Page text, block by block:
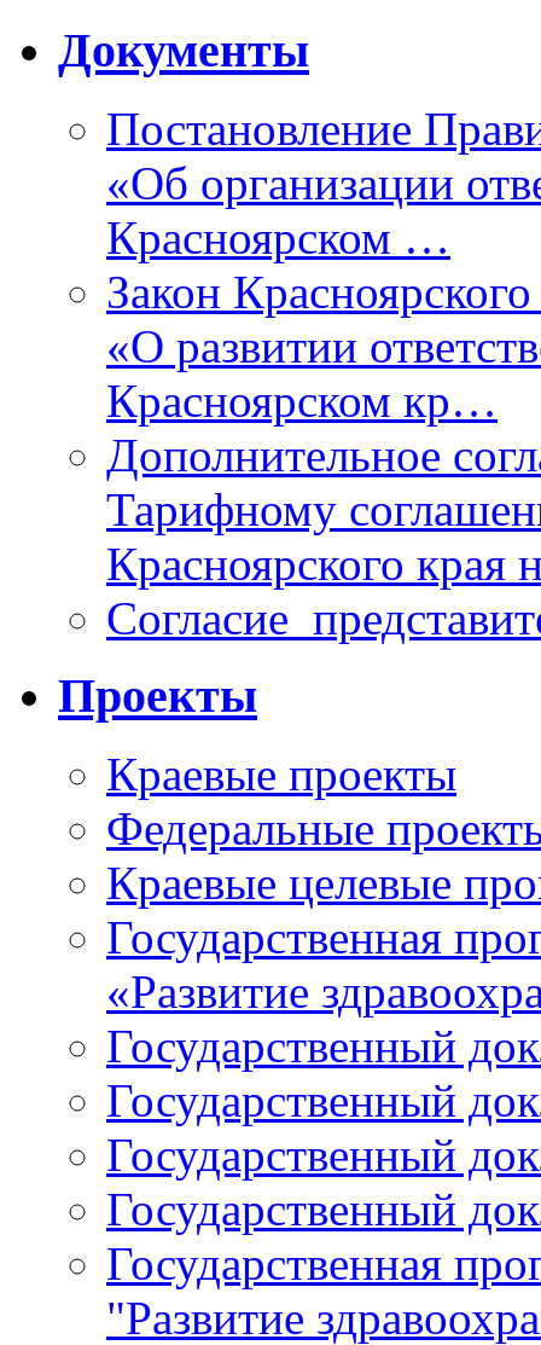
Документы
Постановление
«Об организации
Красноярском …
Закон
«О развитии
Красноярском кр…
Дополнительное
Тарифному
Красноярского края
Проекты
Краевые проекты
Федеральные
Краевые целевые
Государственная
«Развитие
Государственный
Государственный
Государственный
Государственный
Государственная
"Развитие